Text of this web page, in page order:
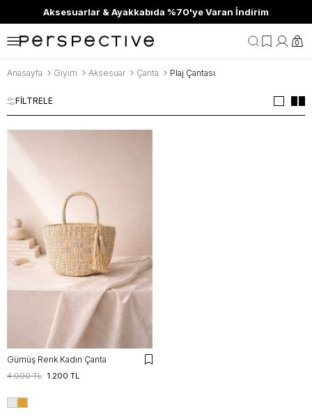
Aksesuarlar & Ayakkabıda %70'ye Varan İndirim
0
Anasayfa Giyim Aksesuar Çanta Plaj Çantası
FİLTRELE
Gümüş Renk Kadın Çanta
1.200 TL
4.000 TL